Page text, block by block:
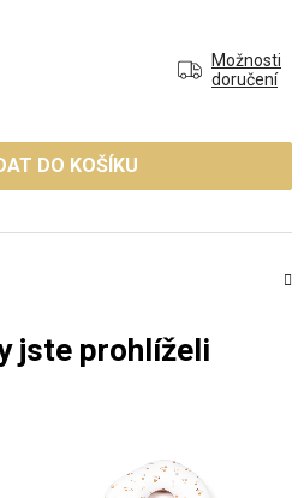
Možnosti
doručení
DO KOŠÍKU
jste prohlíželi